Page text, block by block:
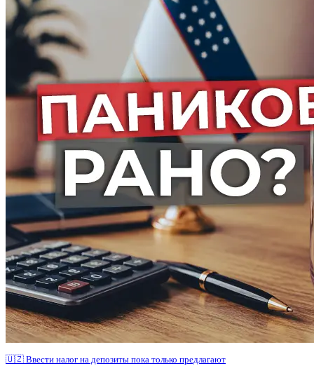
🇺🇿 Ввести налог на депозиты пока только предлагают